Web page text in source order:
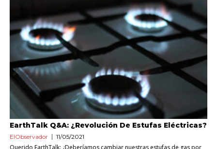
EarthTalk Q&A: ¿Revolución De Estufas Eléctricas?
ElObservador 11/05/2021